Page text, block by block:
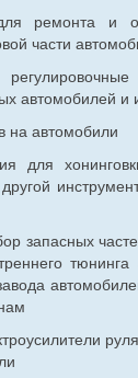
ремонта и
части
автомобилей и
на автомобили
для
запасных
тюнинга